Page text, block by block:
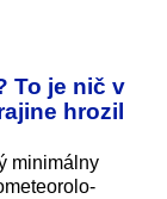
To je nič v
hrozil
minimálny